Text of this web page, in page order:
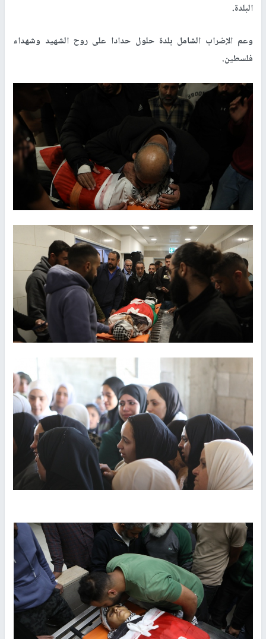
البلدة.
وعم الإضراب الشامل بلدة حلول حدادا على روح الشهيد وشهداء
فلسطين.